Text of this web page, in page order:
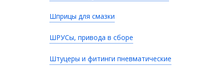
Шприцы для смазки
ШРУСы, привода в сборе
Штуцеры и фитинги пневматические